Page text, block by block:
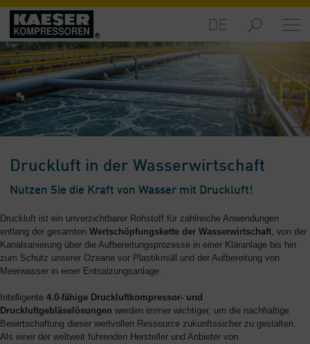
Märkte
-
Übersicht
Produkte
-
Übersicht
Lösungen
-
Übersicht
Service
-
Übersicht
Unternehmen
Übersicht
Druckluft in der Wasserwirtschaft
Nutzen Sie die Kraft von Wasser mit Druckluft!
Druckluft ist ein unverzichtbarer Rohstoff für zahlreiche Anwendungen
entlang der gesamten Wertschöpfungskette der Wasserwirtschaft, von der
Kanalsanierung über die Aufbereitungsprozesse in einer Kläranlage bis hin
zum Schutz unserer Ozeane vor Plastikmüll und der Aufbereitung von
Meerwasser in einer Entsalzungsanlage.
Intelligente 4.0-fähige Druckluftkompressor- und
Druckluftgebläselösungen werden immer wichtiger, um die nachhaltige
Bewirtschaftung dieser wertvollen Ressource zukunftssicher zu gestalten.
Als einer der weltweit führenden Hersteller und Anbieter von